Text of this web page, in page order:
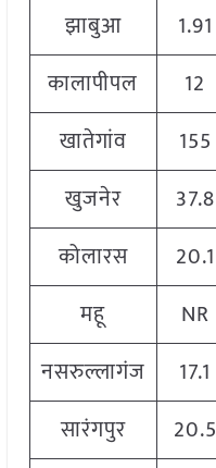
झाबुआ 1.91
कालापीपल
12
खातेगांव
155
खुजनेर
37.8
कोलारस
20.1
महू
NR
नसरुल्लागंज
17.1
सारंगपुर
20.5